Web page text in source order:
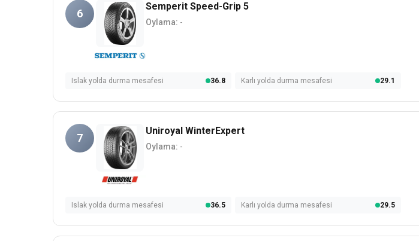
6
Semperit Speed-Grip 5
Oylama: -
Islak yolda durma mesafesi 36.8 Karlı yolda durma mesafesi 29.1
7
Uniroyal WinterExpert
Oylama: -
Islak yolda durma mesafesi 36.5 Karlı yolda durma mesafesi 29.5